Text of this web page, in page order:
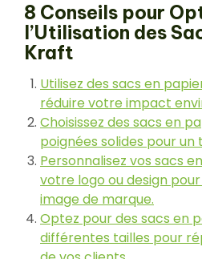
8 Conseils pour
l’Utilisation des
Kraft
Utilisez des sacs en
réduire votre impact
Choisissez des sacs en
poignées solides pour
Personnalisez vos sacs
votre logo ou design
image de marque.
Optez pour des sacs en
différentes tailles pour